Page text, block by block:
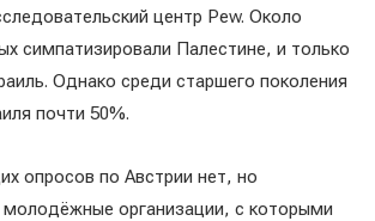
центр Pew. Около
симпатизировали Палестине, и только
Однако среди старшего поколения
почти 50%.
опросов по Австрии нет, но
молодёжные организации, с которыми